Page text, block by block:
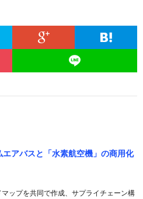
エアバスと「水素航空機」の商用化
ップを共同で作成、サプライチェーン構